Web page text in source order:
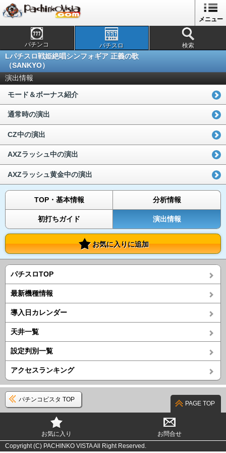
メニュー
パチンコ パチスロ 検索
Lパチスロ戦姫絶唱シンフォギア 正義の歌
（SANKYO）
演出情報
モード＆ボーナス紹介
通常時の演出
CZ中の演出
AXZラッシュ中の演出
AXZラッシュ黄金中の演出
TOP・基本情報 分析情報
初打ちガイド 演出情報
お気に入りに追加
パチスロTOP
最新機種情報
導入日カレンダー
天井一覧
設定判別一覧
アクセスランキング
パチンコビスタ TOP
PAGE TOP
お気に入り
お問合せ
Copyright (C) PACHINKO VISTA All Right Reserved.